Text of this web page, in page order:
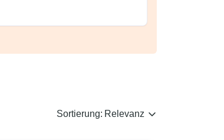
Sortierung: Relevanz